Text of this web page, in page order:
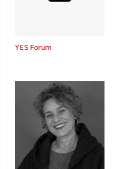
Sebastian Fitzek
Κατρίνα Τσάνταλη
Lucinda Riley
Mimi Matthews
Benzamin Bécue
Rebecca Yarros
Teo Benedetti
Τζένη Κουτσοδημητροπούλου
YES Forum